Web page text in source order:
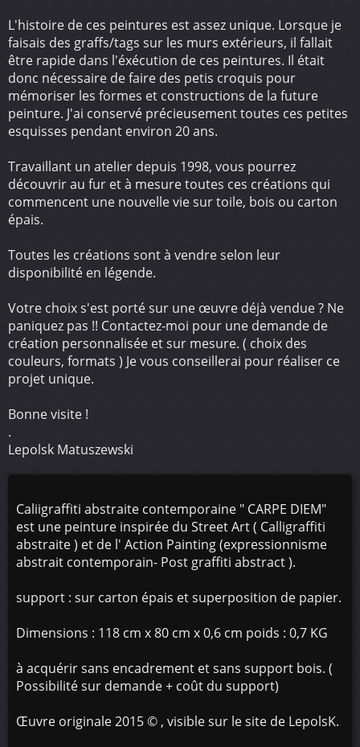
L'histoire de ces peintures est assez unique. Lorsque je
faisais des graffs/tags sur les murs extérieurs, il fallait
être rapide dans l'éxécution de ces peintures. Il était
donc nécessaire de faire des petis croquis pour
mémoriser les formes et constructions de la future
peinture. J'ai conservé précieusement toutes ces petites
esquisses pendant environ 20 ans.
Travaillant un atelier depuis 1998, vous pourrez
découvrir au fur et à mesure toutes ces créations qui
commencent une nouvelle vie sur toile, bois ou carton
épais.
Toutes les créations sont à vendre selon leur
disponibilité en légende.
Votre choix s'est porté sur une œuvre déjà vendue ? Ne
paniquez pas !! Contactez-moi pour une demande de
création personnalisée et sur mesure. ( choix des
couleurs, formats ) Je vous conseillerai pour réaliser ce
projet unique.
Bonne visite !
.
Lepolsk Matuszewski
Caliigraffiti abstraite contemporaine " CARPE DIEM"
est une peinture inspirée du Street Art ( Calligraffiti
abstraite ) et de l' Action Painting (expressionnisme
abstrait contemporain- Post graffiti abstract ).
support : sur carton épais et superposition de papier.
Dimensions : 118 cm x 80 cm x 0,6 cm poids : 0,7 KG
à acquérir sans encadrement et sans support bois. (
Possibilité sur demande + coût du support)
Œuvre originale 2015 © , visible sur le site de LepolsK.